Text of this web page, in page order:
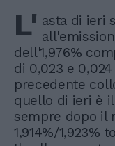
L' asta di ieri
dell'1,976%
di 0,023 e
precedente
quello di ieri è
sempre dopo il
1,914%/1,923%